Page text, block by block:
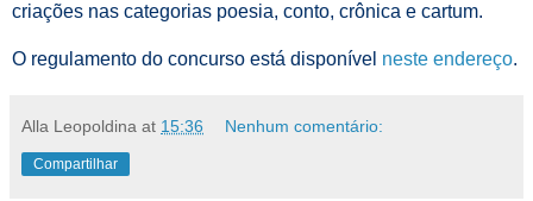
criações nas categorias poesia, conto, crônica e cartum.
O regulamento do concurso está disponível neste endereço.
Alla Leopoldina at 15:36 Nenhum comentário:
Compartilhar